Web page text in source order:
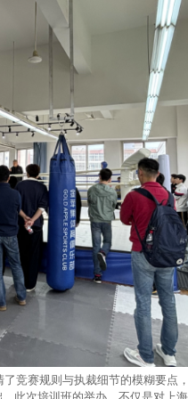
赛规则与执裁细节的模糊要点